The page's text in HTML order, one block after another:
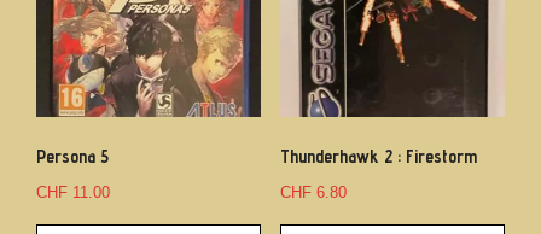
Persona 5
CHF 11.00
Thunderhawk 2 : Firestorm
CHF6.80